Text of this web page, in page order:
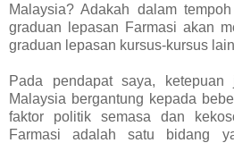
Malaysia? Adakah dalam
graduan lepasan Farmasi akan
graduan lepasan kursus-kursus
Pada pendapat saya,
Malaysia bergantung kepada
faktor politik semasa dan
Farmasi adalah satu bidang